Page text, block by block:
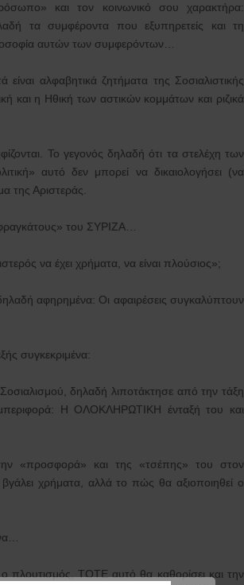
και τον κοινωνικό σου χαρακτήρα:
τα συμφέροντα που εξυπηρετείς και τη
αυτών των συμφερόντων…
είναι αλφαβητικά ζητήματα της Σοσιαλιστικής
και η Ηθική των αστικών κομμάτων και ριζικά
Το γεγονός δηλαδή ότι τα στελέχη των
αυτό δεν μπορεί να δικαιολογήσει (να
της Αριστεράς.
του ΣΥΡΙΖΑ…
να έχει χρήματα, να είναι πλούσιος»;
αφηρημένα: Οι αφαιρέσεις συγκαλύπτουν
συγκεκριμένα:
δηλαδή λιποτάκτησε από την τάξη
Η ΟΛΟΚΛΗΡΩΤΙΚΗ ένταξή του και
«προσφορά» και της «τσέπης» του στον
χρήματα, αλλά το πώς θα αξιοποιηθεί ο
ο πλουτισμός, ΤΟΤΕ αυτό θα καθορίσει και την